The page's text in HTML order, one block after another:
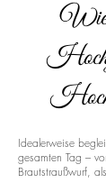
Wie
Idealerweise
gesamten Tag –
Brautstraußwurf,